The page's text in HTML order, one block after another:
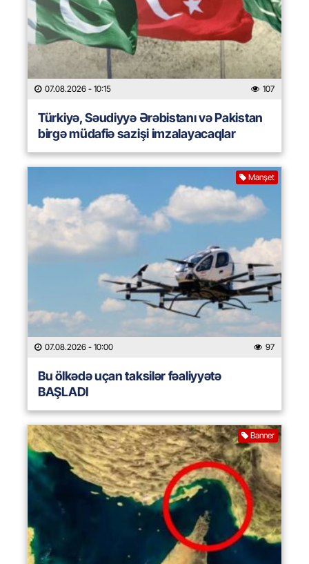
07.08.2026 - 10:15 107
Türkiyə, Səudiyyə Ərəbistanı və Pakistan
birgə müdafiə sazişi imzalayacaqlar
Manşet
07.08.2026 - 10:00 97
Bu ölkədə uçan taksilər fəaliyyətə
BAŞLADI
Banner